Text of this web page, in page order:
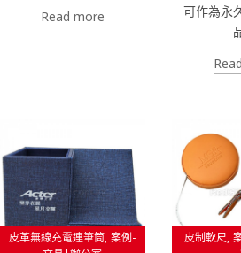
Read more
可作為永
皮革無線充電連筆筒 案例-
皮制軟尺